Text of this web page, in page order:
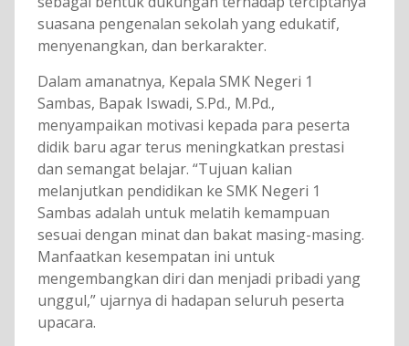
suasana pengenalan sekolah yang edukatif,
menyenangkan, dan berkarakter.
Dalam amanatnya, Kepala SMK Negeri 1
Sambas, Bapak Iswadi, S.Pd., M.Pd.,
menyampaikan motivasi kepada para peserta
didik baru agar terus meningkatkan prestasi
dan semangat belajar. “Tujuan kalian
melanjutkan pendidikan ke SMK Negeri 1
Sambas adalah untuk melatih kemampuan
sesuai dengan minat dan bakat masing-masing.
Manfaatkan kesempatan ini untuk
mengembangkan diri dan menjadi pribadi yang
unggul,” ujarnya di hadapan seluruh peserta
upacara.